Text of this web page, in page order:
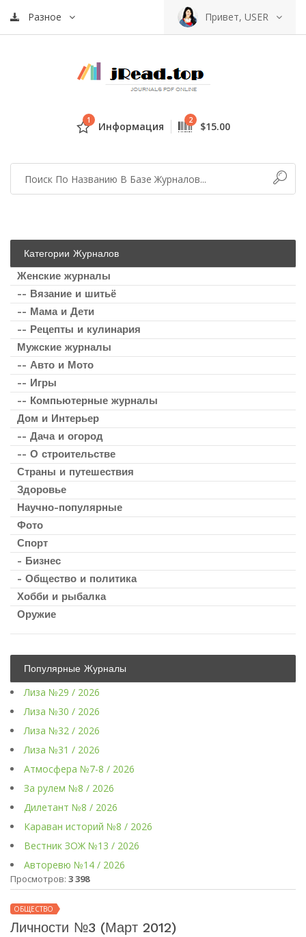
Разное Привет, USER
1 Информация 2 $15.00
Категории Журналов
Женские журналы
-- Вязание и шитьё
-- Мама и Дети
-- Рецепты и кулинария
Мужские журналы
-- Авто и Мото
-- Игры
-- Компьютерные журналы
Дом и Интерьер
-- Дача и огород
-- О строительстве
Страны и путешествия
Здоровье
Научно-популярные
Фото
Спорт
- Бизнес
- Общество и политика
Хобби и рыбалка
Оружие
Популярные Журналы
Лиза №29 / 2026
Лиза №30 / 2026
Лиза №32 / 2026
Лиза №31 / 2026
Атмосфера №7-8 / 2026
За рулем №8 / 2026
Дилетант №8 / 2026
Караван историй №8 / 2026
Вестник ЗОЖ №13 / 2026
Авторевю №14 / 2026
Просмотров: 3 398
ОБЩЕСТВО
Личности №3 (март 2012)